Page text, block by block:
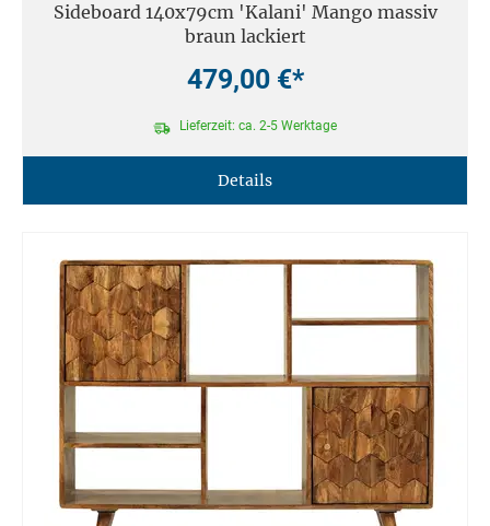
Sideboard 140x79cm 'Kalani' Mango massiv
braun lackiert
479,00 €*
Lieferzeit: ca. 2-5 Werktage
Details